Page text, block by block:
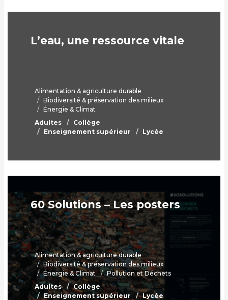
L’eau, une ressource vitale
Alimentation & agriculture durable
Biodiversité & préservation des milieux
Énergie & Climat
Adultes
Collège
Enseignement supérieur
Lycée
60 Solutions – Les posters
Alimentation & agriculture durable
Biodiversité & préservation des milieux
Énergie & Climat
Pollution et Déchets
Adultes
Collège
Enseignement supérieur
Lycée